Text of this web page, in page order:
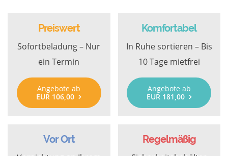
Preiswert
Sofortbeladung – Nur
ein Termin
Angebote ab
EUR 106,00
Komfortabel
In Ruhe sortieren – Bis
10 Tage mietfrei
Angebote ab
EUR 181,00
Vor Ort Regelmäßig